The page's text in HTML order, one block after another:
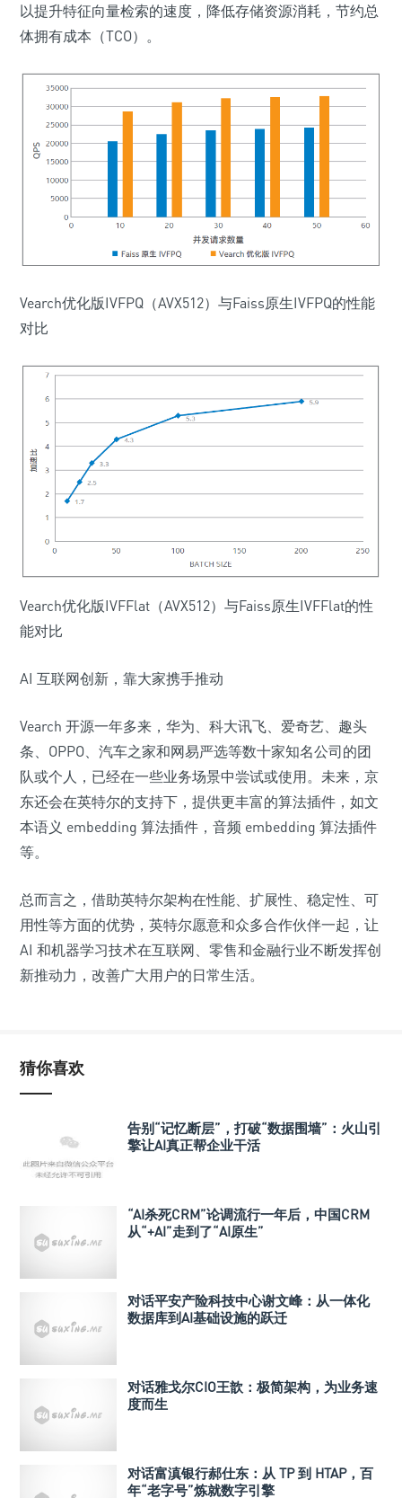
以提升特征向量检索的速度，降低存储资源消耗，节约总
体拥有成本（TCO）。
Vearch优化版IVFPQ（AVX512）与Faiss原生IVFPQ的性能
对比
Vearch优化版IVFFlat（AVX512）与Faiss原生IVFFlat的性
能对比
AI 互联网创新，靠大家携手推动
Vearch 开源一年多来，华为、科大讯飞、爱奇艺、趣头
条、OPPO、汽车之家和网易严选等数十家知名公司的团
队或个人，已经在一些业务场景中尝试或使用。未来，京
东还会在英特尔的支持下，提供更丰富的算法插件，如文
本语义 embedding 算法插件，音频 embedding 算法插件
等。
总而言之，借助英特尔架构在性能、扩展性、稳定性、可
用性等方面的优势，英特尔愿意和众多合作伙伴一起，让
AI 和机器学习技术在互联网、零售和金融行业不断发挥创
新推动力，改善广大用户的日常生活。
猜你喜欢
告别“记忆断层”，打破“数据围墙”：火山引
擎让AI真正帮企业干活
“AI杀死CRM”论调流行一年后，中国CRM
从“+AI”走到了“AI原生”
对话平安产险科技中心谢文峰：从一体化
数据库到AI基础设施的跃迁
对话雅戈尔CIO王歆：极简架构，为业务速
度而生
对话富滇银行郝仕东：从 TP 到 HTAP，百
年“老字号”炼就数字引擎